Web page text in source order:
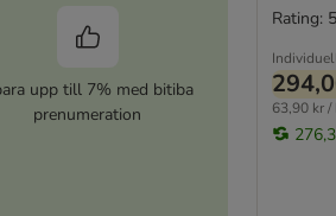
upp till 7% med bitiba
prenumeration
63,90 kr /
Rating: